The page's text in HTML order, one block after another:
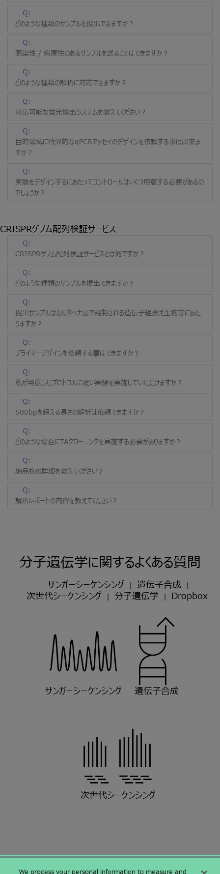
Q:
どのような種類のサンプルを提出できますか？
Q:
感染性 / 病原性のあるサンプルを送ることはできますか？
Q:
どのような種類の解析に対応できますか？
Q:
対応可能な蛍光検出システムを教えてください？
Q:
目的領域に特異的なqPCRアッセイのデザインを依頼する事は出来ま
すか？
Q:
実験をデザインするにあたってコントロールはいくつ用意する必要があるの
でしょうか？
CRISPRゲノム配列検証サービス
Q:
CRISPRゲノム配列検証サービスとは何ですか？
Q:
どのような種類のサンプルを提出できますか？
Q:
提出サンプルはカルタヘナ法で規制される遺伝子組換え生物等にあた
りますか？
Q:
プライマーデザインを依頼する事はできますか？
Q:
私が用意したプロトコルに従い実験を実施していただけますか？
Q:
500bpを超える長さの解析は依頼できますか？
Q:
どのような場合にTAクローニングを実施する必要がありますか？
Q:
納品物の詳細を教えてください？
Q:
解析レポートの内容を教えてください？
分子遺伝学に関するよくある質問
サンガーシーケンシング | 遺伝子合成 |
次世代シーケンシング | 分子遺伝学 | Dropbox
サンガーシーケンシング 遺伝子合成
次世代シーケンシング
We process your personal information to measure and